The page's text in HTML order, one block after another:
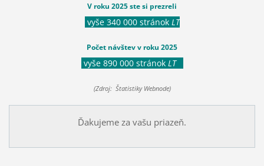
V roku 2025 ste si prezreli
vyše 340 000 stránok LT
Počet návštev v roku 2025
vyše 890 000 stránok LT
(Zdroj: Štatistiky Webnode)
Ďakujeme za vašu priazeň.